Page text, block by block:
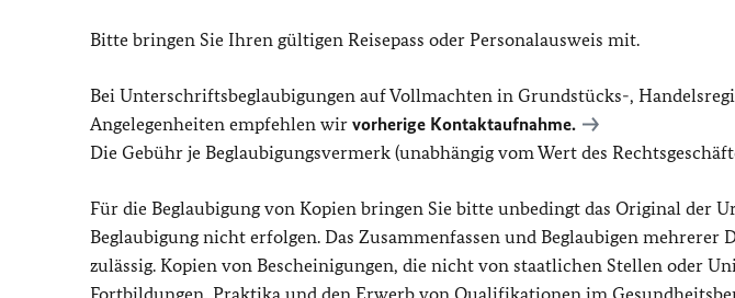
Bitte bringen Sie Ihren gültigen Reisepass oder Personalausweis mit.
Bei Unterschriftsbeglaubigungen auf Vollmachten in Grundstücks-,
Angelegenheiten empfehlen wir vorherige Kontaktaufnahme.
Die Gebühr je Beglaubigungsvermerk (unabhängig vom Wert des
Für die Beglaubigung von Kopien bringen Sie bitte unbedingt das Original der
Beglaubigung nicht erfolgen. Das Zusammenfassen und Beglaubigen
zulässig. Kopien von Bescheinigungen, die nicht von staatlichen Stellen oder
Fortbildungen, Praktika und den Erwerb von Qualifikationen im